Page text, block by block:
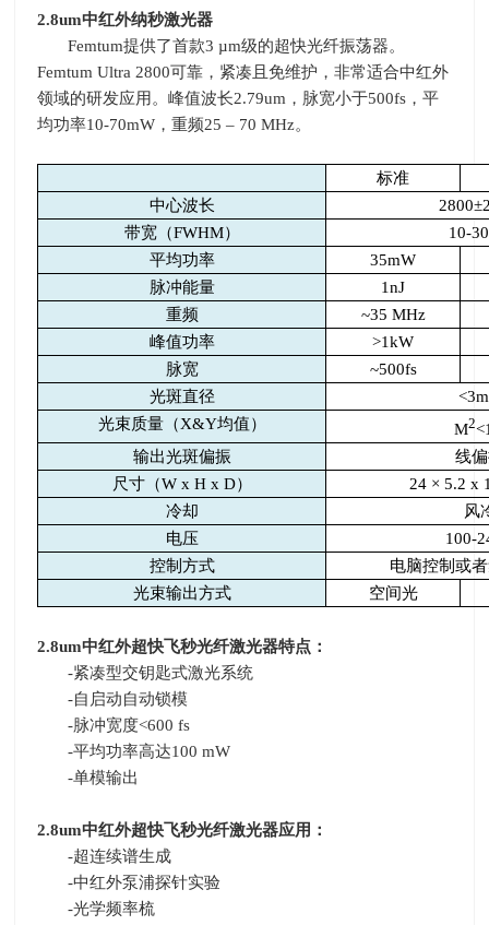
2.8um中红外纳秒激光器
Femtum提供了首款3 µm级的超快光纤振荡器。
Femtum Ultra 2800可靠，紧凑且免维护，非常适合中红外
领域的研发应用。峰值波长2.79um ，脉宽小于500fs ，平
均功率10-70mW ，重频25 – 70 MHz。
标准
中心波长
2800±
带宽（FWHM）
10-
平均功率
35mW
脉冲能量
1nJ
重频
~35 MHz
峰值功率
>1kW
脉宽
~500fs
光斑直径
光束质量（X&Y均值） M2
输出光斑偏振
线
尺寸（W x H x D）
24 × 5.2 x
冷却
风
电压
100-
控制方式
电脑控制或
光束输出方式
空间光
2.8um中红外超快飞秒光纤激光器特点：
-紧凑型交钥匙式激光系统
-自启动自动锁模
-脉冲宽度<600 fs
-平均功率高达100 mW
-单模输出
2.8um中红外超快飞秒光纤激光器应用：
-超连续谱生成
-中红外泵浦探针实验
-光学频率梳